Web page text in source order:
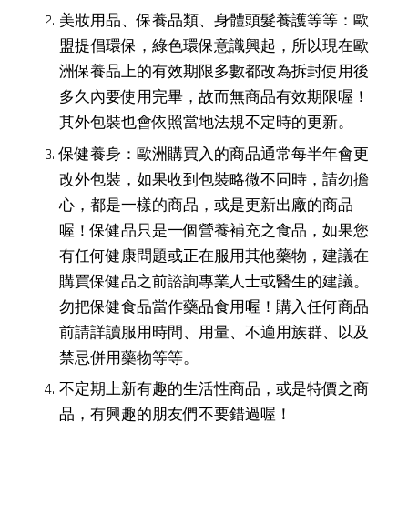
美妝用品、保養品類、身體頭髮養護等等：歐
盟提倡環保，綠色環保意識興起，所以現在歐
洲保養品上的有效期限多數都改為拆封使用後
多久內要使用完畢，故而無商品有效期限喔！
其外包裝也會依照當地法規不定時的更新。
保健養身：歐洲購買入的商品通常每半年會更
改外包裝，如果收到包裝略微不同時，請勿擔
心，都是一樣的商品，或是更新出廠的商品
喔！保健品只是一個營養補充之食品，如果您
有任何健康問題或正在服用其他藥物，建議在
購買保健品之前諮詢專業人士或醫生的建議。
勿把保健食品當作藥品食用喔！購入任何商品
前請詳讀服用時間、用量、不適用族群、以及
禁忌併用藥物等等。
不定期上新有趣的生活性商品，或是特價之商
品，有興趣的朋友們不要錯過喔！